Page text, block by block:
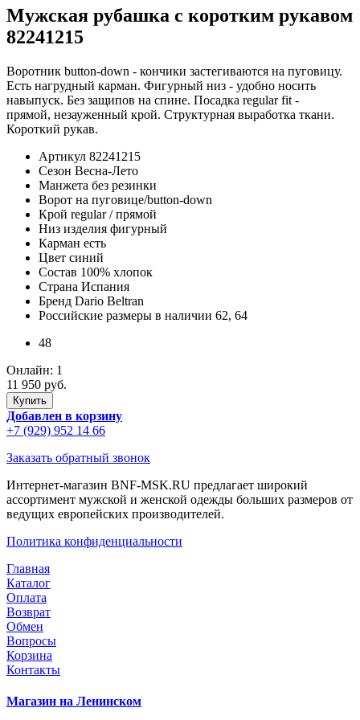
Мужская рубашка с коротким рукавом
82241215
Воротник button-down - кончики застегиваются на пуговицу.
Есть нагрудный карман. Фигурный низ - удобно носить
навыпуск. Без защипов на спине. Посадка regular fit -
прямой, незауженный крой. Структурная выработка ткани.
Короткий рукав.
Артикул 82241215
Сезон Весна-Лето
Манжета без резинки
Ворот на пуговице/button-down
Крой regular / прямой
Низ изделия фигурный
Карман есть
Цвет синий
Состав 100% хлопок
Страна Испания
Бренд Dario Beltran
Российские размеры в наличии 62, 64
48
Онлайн: 1
11 950 руб.
Добавлен в корзину
+7 (929) 952 14 66
Заказать обратный звонок
Интернет-магазин BNF-MSK.RU предлагает широкий
ассортимент мужской и женской одежды больших размеров от
ведущих европейских производителей.
Политика конфиденциальности
Главная
Каталог
Оплата
Возврат
Обмен
Вопросы
Корзина
Контакты
Магазин на Ленинском